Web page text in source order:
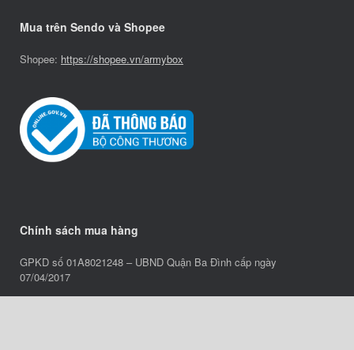
Mua trên Sendo và Shopee
Shopee: https://shopee.vn/armybox
Chính sách mua hàng
GPKD số 01A8021248 – UBND Quận Ba Đình cấp ngày
07/04/2017